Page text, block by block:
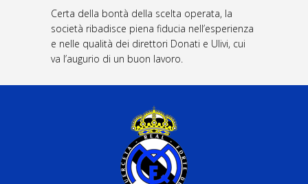
Certa della bontà della scelta operata, la
società ribadisce piena fiducia nell’esperienza
e nelle qualità dei direttori Donati e Ulivi, cui
va l’augurio di un buon lavoro.